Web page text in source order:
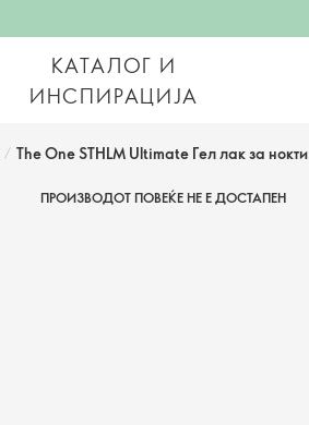
КАТАЛОГ И
ИНСПИРАЦИЈА
/ The One STHLM Ultimate Гел лак за нокти
ПРОИЗВОДОТ ПОВЕЌЕ НЕ Е ДОСТАПЕН